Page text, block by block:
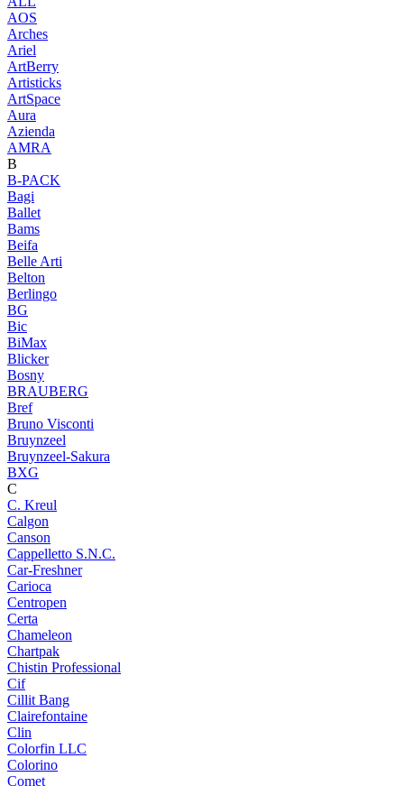
AOS
Arches
Ariel
ArtBerry
Artisticks
ArtSpace
Aura
Azienda
AМRA
B
B-PACK
Bagi
Ballet
Bams
Beifa
Belle Arti
Belton
Berlingo
BG
Bic
BiMax
Blicker
Bosny
BRAUBERG
Bref
Bruno Visconti
Bruynzeel
Bruynzeel-Sakura
BXG
C
C. Kreul
Calgon
Canson
Cappelletto S.N.C.
Car-Freshner
Carioca
Centropen
Certa
Chameleon
Chartpak
Chistin Professional
Cif
Cillit Bang
Clairefontaine
Clin
Colorfin LLC
Colorino
Comet